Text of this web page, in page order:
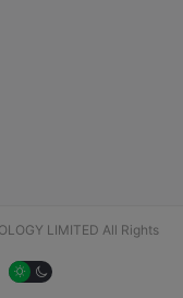
LIMITED All Rights